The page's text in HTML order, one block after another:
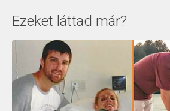
Ezeket láttad már?